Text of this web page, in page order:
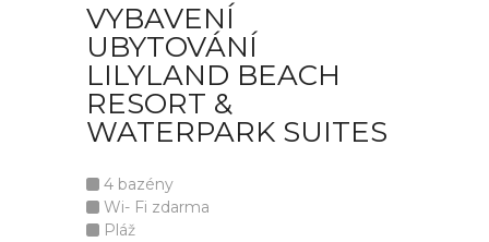
VYBAVENÍ
UBYTOVÁNÍ
LILYLAND BEACH
RESORT &
WATERPARK SUITES
4 bazény
Wi- Fi zdarma
Pláž